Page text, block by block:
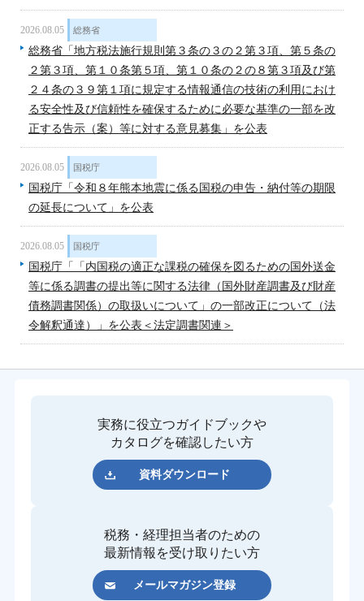
2026.08.05 総務省
総務省「地方税法施行規則第３条の３の２第３項、第５条の
２第３項、第１０条第５項、第１０条の２の８第３項及び第
２４条の３９第１項に規定する情報通信の技術の利用におけ
る安全性及び信頼性を確保するために必要な基準の一部を改
正する告示（案）等に対する意見募集」を公表
2026.08.05 国税庁
国税庁「令和８年熊本地震に係る国税の申告・納付等の期限
の延長について」を公表
2026.08.05 国税庁
国税庁「「内国税の適正な課税の確保を図るための国外送金
等に係る調書の提出等に関する法律（国外財産調書及び財産
債務調書関係）の取扱いについて」の一部改正について（法
令解釈通達）」を公表＜法定調書関連＞
実務に役立つガイドブックや
カタログを確認したい方
資料ダウンロード
税務・経理担当者のための
最新情報を受け取りたい方
メールマガジン登録